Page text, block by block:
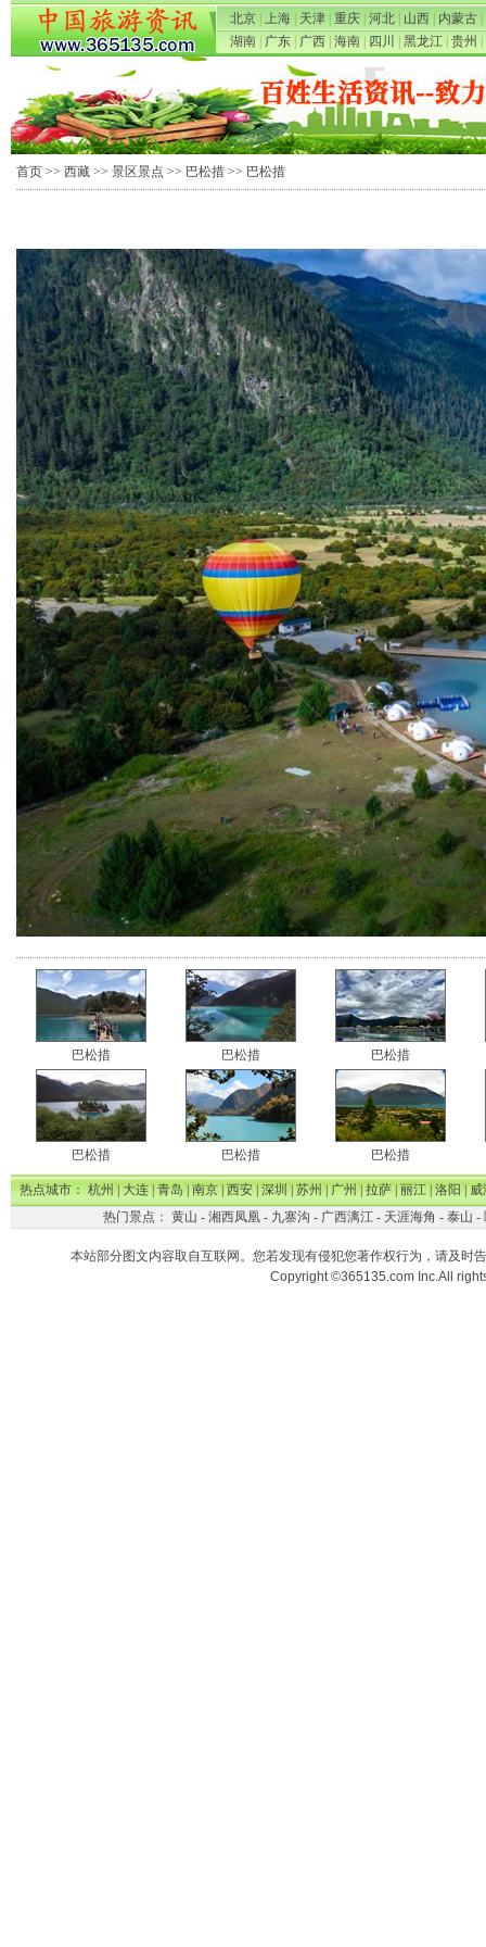
北京 上海 天津 重庆 河北 山西 内蒙古
湖南
广东 广西 海南 四川 黑龙江 贵州
首页 >> 西藏 >> 景区景点 >> 巴松措 >> 巴松措
巴松措 巴松措 巴松措
巴松措 巴松措 巴松措
热点城市：杭州|大连|青岛|南京|西安|深圳|苏州|广州|拉萨|丽江|洛阳|威
热门景点： 黄山 - 湘西凤凰- 九寨沟 - 广西漓江- 天涯海角 - 泰山 -
本站部分图文内容取自互联网。您若发现有侵犯您著作权行为，请及时
Copyright ©365135.com Inc.All